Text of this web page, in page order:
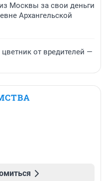
Москвы за свои деньги
Архангельской
от вредителей —